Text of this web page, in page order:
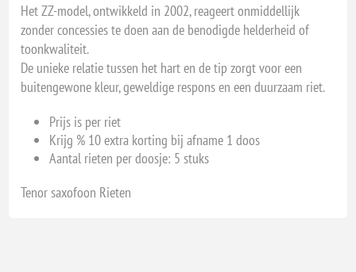
Het ZZ-model, ontwikkeld in 2002, reageert onmiddellijk
zonder concessies te doen aan de benodigde helderheid of
toonkwaliteit.
De unieke relatie tussen het hart en de tip zorgt voor een
buitengewone kleur, geweldige respons en een duurzaam riet.
Prijs is per riet
Krijg % 10 extra korting bij afname 1 doos
Aantal rieten per doosje: 5 stuks
Tenor saxofoon Rieten